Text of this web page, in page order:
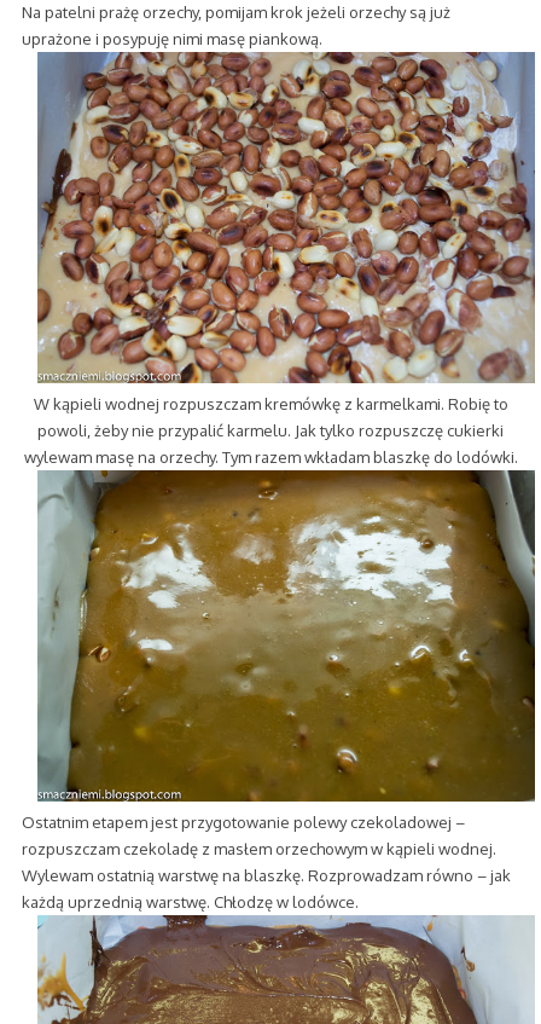
Na patelni prażę orzechy, pomijam krok jeżeli orzechy są już
uprażone i posypuję nimi masę piankową.
W kąpieli wodnej rozpuszczam kremówkę z karmelkami. Robię to
powoli, żeby nie przypalić karmelu. Jak tylko rozpuszczę cukierki
wylewam masę na orzechy. Tym razem wkładam blaszkę do lodówki.
Ostatnim etapem jest przygotowanie polewy czekoladowej –
rozpuszczam czekoladę z masłem orzechowym w kąpieli wodnej.
Wylewam ostatnią warstwę na blaszkę. Rozprowadzam równo – jak
każdą uprzednią warstwę. Chłodzę w lodówce.